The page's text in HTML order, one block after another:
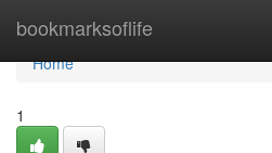
bookmarksoflife
Home
Home
1